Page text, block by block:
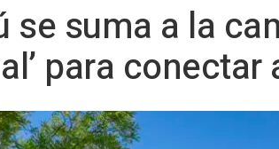
se suma a la
para